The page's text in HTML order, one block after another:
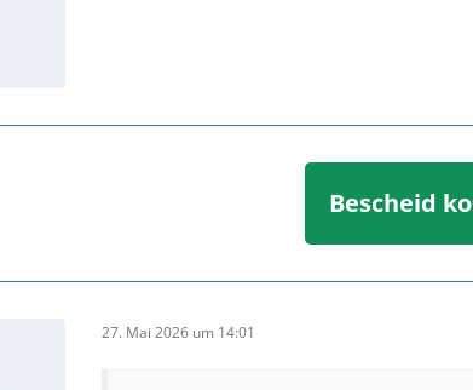
Bescheid
27. Mai 2026 um 14:01